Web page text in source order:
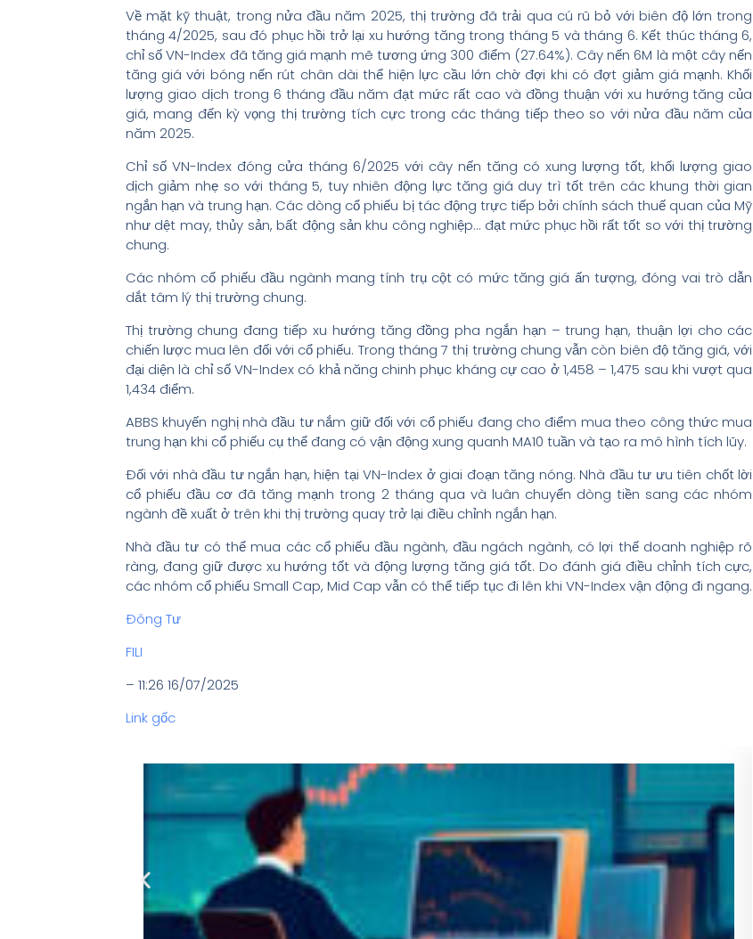
Về mặt kỹ thuật, trong nửa đầu năm 2025, thị trường đã trải qua cú rũ bỏ với biên độ lớn trong
tháng 4/2025, sau đó phục hồi trở lại xu hướng tăng trong tháng 5 và tháng 6. Kết thúc tháng 6,
chỉ số VN-Index đã tăng giá mạnh mẽ tương ứng 300 điểm (27.64%). Cây nến 6M là một cây nến
tăng giá với bóng nến rút chân dài thể hiện lực cầu lớn chờ đợi khi có đợt giảm giá mạnh. Khối
lượng giao dịch trong 6 tháng đầu năm đạt mức rất cao và đồng thuận với xu hướng tăng của
giá, mang đến kỳ vọng thị trường tích cực trong các tháng tiếp theo so với nửa đầu năm của
năm 2025.
Chỉ số VN-Index đóng cửa tháng 6/2025 với cây nến tăng có xung lượng tốt, khối lượng giao
dịch giảm nhẹ so với tháng 5, tuy nhiên động lực tăng giá duy trì tốt trên các khung thời gian
ngắn hạn và trung hạn. Các dòng cổ phiếu bị tác động trực tiếp bởi chính sách thuế quan của Mỹ
như dệt may, thủy sản, bất động sản khu công nghiệp… đạt mức phục hồi rất tốt so với thị trường
chung.
Các nhóm cổ phiếu đầu ngành mang tính trụ cột có mức tăng giá ấn tượng, đóng vai trò dẫn
dắt tâm lý thị trường chung.
Thị trường chung đang tiếp xu hướng tăng đồng pha ngắn hạn – trung hạn, thuận lợi cho các
chiến lược mua lên đối với cổ phiếu. Trong tháng 7 thị trường chung vẫn còn biên độ tăng giá, với
đại diện là chỉ số VN-Index có khả năng chinh phục kháng cự cao ở 1,458 – 1,475 sau khi vượt qua
1,434 điểm.
ABBS khuyến nghị nhà đầu tư nắm giữ đối với cổ phiếu đang cho điểm mua theo công thức mua
trung hạn khi cổ phiếu cụ thể đang có vận động xung quanh MA10 tuần và tạo ra mô hình tích lũy.
Đối với nhà đầu tư ngắn hạn, hiện tại VN-Index ở giai đoạn tăng nóng. Nhà đầu tư ưu tiên chốt lời
cổ phiếu đầu cơ đã tăng mạnh trong 2 tháng qua và luân chuyển dòng tiền sang các nhóm
ngành đề xuất ở trên khi thị trường quay trở lại điều chỉnh ngắn hạn.
Nhà đầu tư có thể mua các cổ phiếu đầu ngành, đầu ngách ngành, có lợi thế doanh nghiệp rõ
ràng, đang giữ được xu hướng tốt và động lượng tăng giá tốt. Do đánh giá điều chỉnh tích cực,
các nhóm cổ phiếu Small Cap, Mid Cap vẫn có thể tiếp tục đi lên khi VN-Index vận động đi ngang.
Đông Tư
FILI
– 11:26 16/07/2025
Link gốc